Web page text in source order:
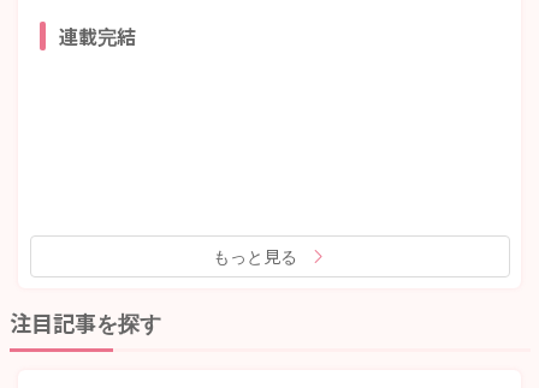
連載完結
もっと見る
注目記事を探す